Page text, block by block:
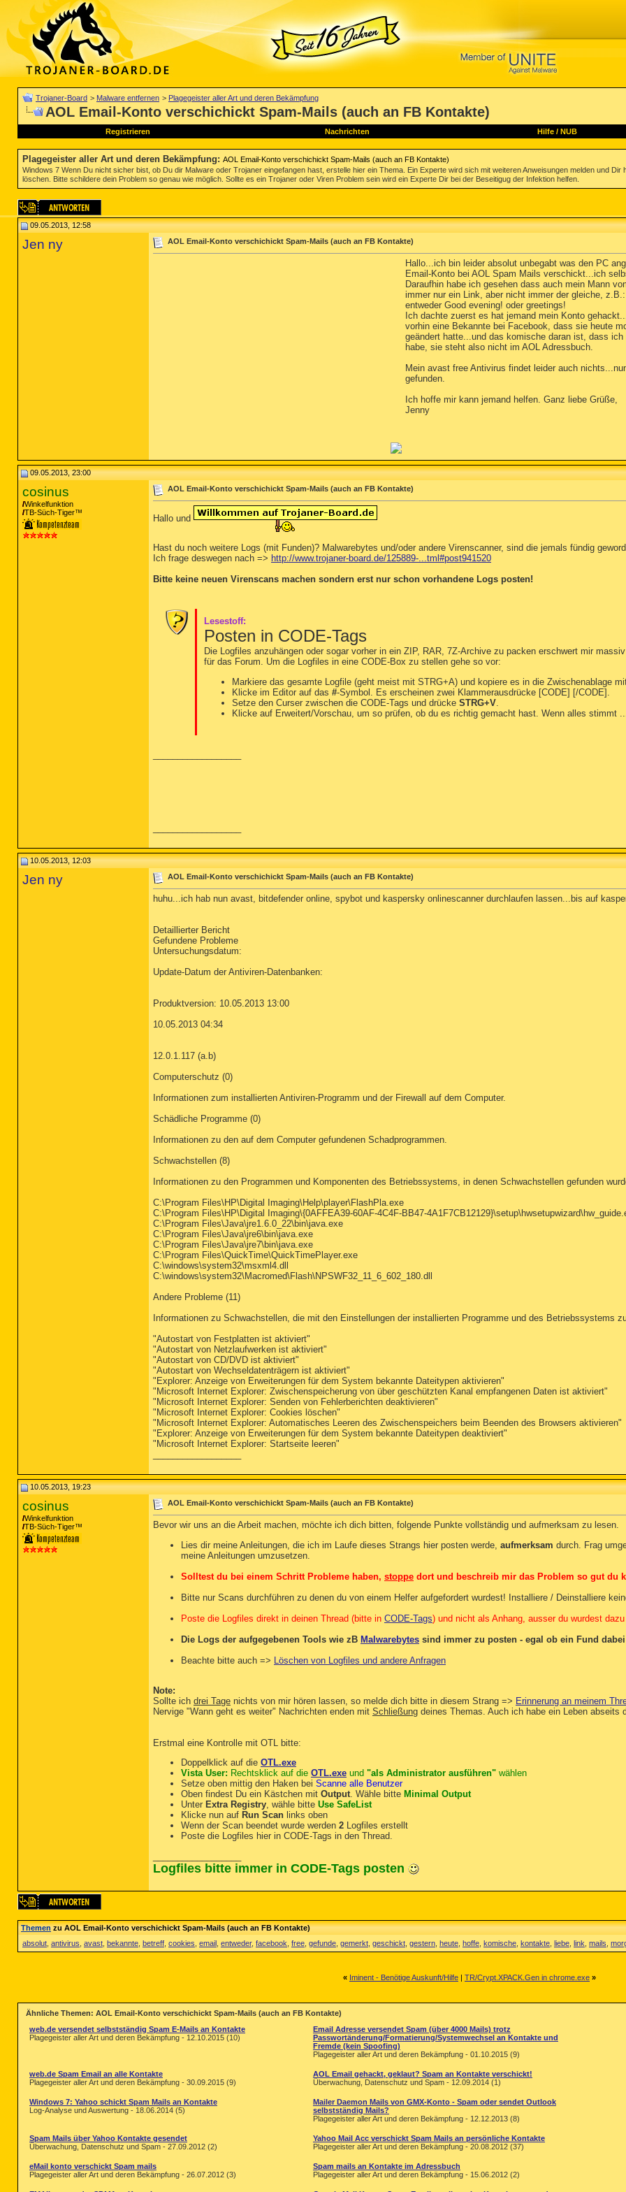
Trojaner-Board > Malware entfernen > Plagegeister aller Art und deren Bekämpfung
AOL Email-Konto verschichickt Spam-Mails (auch an FB Kontakte)
Registrieren Nachrichten Hilfe/ NUB
Plagegeister aller Art und deren Bekämpfung: AOL Email-Konto verschichickt Spam-Mails (auch an FB Kontakte)
Windows 7 Wenn Du nicht sicher bist, ob Du dir Malware oder Trojaner eingefangen hast, erstelle hier ein Thema. Ein Experte wird sich mit weiteren Anweisungen melden und
löschen. Bitte schildere dein Problem so genau wie möglich. Sollte es ein Trojaner oder Viren Problem sein wird ein Experte Dir bei der Beseitigug der Infektion helfen.
09.05.2013, 12:58
Jen ny AOL Email-Konto verschichickt Spam-Mails (auch an FB Kontakte)
Hallo...ich bin leider absolut unbegabt was den PC
Email-Konto bei AOL Spam Mails verschickt...ich
Daraufhin habe ich gesehen dass auch mein Mann
immer nur ein Link, aber nicht immer der gleiche,
entweder Good evening! oder greetings!
Ich dachte zuerst es hat jemand mein Konto
vorhin eine Bekannte bei Facebook, dass sie heute
geändert hatte...und das komische daran ist, dass
habe, sie steht also nicht im AOL Adressbuch.
Mein avast free Antivirus findet leider auch
gefunden.
Ich hoffe mir kann jemand helfen. Ganz liebe Grüße,
Jenny
09.05.2013, 23:00
cosinus
Winkelfunktion
TB-Süch-Tiger™
AOL Email-Konto verschichickt Spam-Mails (auch an FB Kontakte)
Hallo und
Hast du noch weitere Logs (mit Funden)? Malwarebytes und/oder andere Virenscanner, sind die jemals fündig
Ich frage deswegen nach => http://www.trojaner-board.de/125889-...tml#post941520
Bitte keine neuen Virenscans machen sondern erst nur schon vorhandene Logs posten!
Lesestoff:
Posten in CODE-Tags
Die Logfiles anzuhängen oder sogar vorher in ein ZIP, RAR, 7Z-Archive zu packen erschwert mir
für das Forum. Um die Logfiles in eine CODE-Box zu stellen gehe so vor:
Markiere das gesamte Logfile (geht meist mit STRG+A) und kopiere es in die Zwischenablage
Klicke im Editor auf das #-Symbol. Es erscheinen zwei Klammerausdrücke [CODE] [/CODE].
Setze den Curser zwischen die CODE-Tags und drücke STRG+V
Klicke auf Erweitert/Vorschau, um so prüfen, ob du es richtig gemacht hast. Wenn alles stimmt
10.05.2013, 12:03
Jen ny AOL Email-Konto verschichickt Spam-Mails (auch an FB Kontakte)
huhu...ich hab nun avast, bitdefender online, spybot und kaspersky onlinescanner durchlaufen lassen...bis auf
Detaillierter Bericht
Gefundene Probleme
Untersuchungsdatum:
Update-Datum der Antiviren-Datenbanken:
Produktversion: 10.05.2013 13:00
10.05.2013 04:34
12.0.1.117 (a.b)
Computerschutz (0)
Informationen zum installierten Antiviren-Programm und der Firewall auf dem Computer.
Schädliche Programme (0)
Informationen zu den auf dem Computer gefundenen Schadprogrammen.
Schwachstellen (8)
Informationen zu den Programmen und Komponenten des Betriebssystems, in denen Schwachstellen gefunden
C:\Program Files\HP\Digital Imaging\Help\player\FlashPla.exe
C:\Program Files\HP\Digital Imaging\{0AFFEA39-60AF-4C4F-BB47-
C:\Program Files\Java\jre1.6.0_22\bin\java.exe
C:\Program Files\Java\jre6\bin\java.exe
C:\Program Files\Java\jre7\bin\java.exe
C:\Program Files\QuickTime\QuickTimePlayer.exe
C:\windows\system32\msxml4.dll
C:\windows\system32\Macromed\Flash\NPSWF32_11_6_602_180.dll
Andere Probleme (11)
Informationen zu Schwachstellen, die mit den Einstellungen der installierten Programme und des Betriebssystems
"Autostart von Festplatten ist aktiviert"
"Autostart von Netzlaufwerken ist aktiviert"
"Autostart von CD/DVD ist aktiviert"
"Autostart von Wechseldatenträgern ist aktiviert"
"Explorer: Anzeige von Erweiterungen für dem System bekannte Dateitypen aktivieren"
"Microsoft Internet Explorer: Zwischenspeicherung von über geschützten Kanal empfangenen Daten ist aktiviert"
"Microsoft Internet Explorer: Senden von Fehlerberichten deaktivieren"
"Microsoft Internet Explorer: Cookies löschen"
"Microsoft Internet Explorer: Automatisches Leeren des Zwischenspeichers beim Beenden des Browsers aktivieren"
"Explorer: Anzeige von Erweiterungen für dem System bekannte Dateitypen deaktiviert"
"Microsoft Internet Explorer: Startseite leeren"
10.05.2013, 19:23
cosinus
Winkelfunktion
TB-Süch-Tiger™
AOL Email-Konto verschichickt Spam-Mails (auch an FB Kontakte)
Bevor wir uns an die Arbeit machen, möchte ich dich bitten, folgende Punkte vollständig und aufmerksam zu lesen.
Lies dir meine Anleitungen, die ich im Laufe dieses Strangs hier posten werde, aufmerksam durch. Frag
meine Anleitungen umzusetzen.
Solltest du bei einem Schritt Probleme haben, stoppe dort und beschreib mir das Problem so gut du
Bitte nur Scans durchführen zu denen du von einem Helfer aufgefordert wurdest! Installiere / Deinstalliere
Poste die Logfiles direkt in deinen Thread (bitte in CODE-Tags) und nicht als Anhang, ausser du wurdest
Die Logs der aufgegebenen Tools wie zB Malwarebytes sind immer zu posten - egal ob ein Fund
Beachte bitte auch => Löschen von Logfiles und andere Anfragen
Note:
Sollte ich drei Tage nichts von mir hören lassen, so melde dich bitte in diesem Strang => Erinnerung an meinem
Nervige "Wann geht es weiter" Nachrichten enden mit Schließung deines Themas. Auch ich habe ein Leben abseits
Erstmal eine Kontrolle mit OTL bitte:
Doppelklick auf die OTL.exe
Vista User: Rechtsklick auf die OTL.exe und "als Administrator ausführen" wählen
Setze oben mittig den Haken bei Scanne alle Benutzer
Oben findest Du ein Kästchen mit Output. Wähle bitte Minimal Output
Unter Extra Registry, wähle bitte Use SafeList
Klicke nun auf Run Scan links oben
Wenn der Scan beendet wurde werden 2 Logfiles erstellt
Poste die Logfiles hier in CODE-Tags in den Thread.
Logfiles bitte immer in CODE-Tags posten
Themenzu AOL Email-Konto verschichickt Spam-Mails (auch an FB Kontakte)
absolut antivirus avast bekannte betreff cookies email entweder, facebook free gefunde gemerkt geschickt gestern heute hoffe komische kontakte liebe link mails
« Iminent - Benötige Auskunft/Hilfe | TR/Crypt.XPACK.Gen in chrome.exe »
Ähnliche Themen: AOL Email-Konto verschichickt Spam-Mails (auch an FB Kontakte)
web.de versendet selbstständig Spam E-Mails an Kontakte
Plagegeister aller Art und deren Bekämpfung - 12.10.2015 (10)
Email Adresse versendet Spam (über 4000 Mails) trotz
Passwortänderung/Formatierung/Systemwechsel an Kontakte und
Fremde (kein Spoofing)
Plagegeister aller Art und deren Bekämpfung - 01.10.2015 (9)
web.de Spam Email an alle Kontakte
Plagegeister aller Art und deren Bekämpfung - 30.09.2015 (9)
AOL Email gehackt, geklaut? Spam an Kontakte verschickt!
Überwachung, Datenschutz und Spam - 12.09.2014 (1)
Windows 7: Yahoo schickt Spam Mails an Kontakte
Log-Analyse und Auswertung - 18.06.2014 (5)
Mailer Daemon Mails von GMX-Konto - Spam oder sendet Outlook
selbstständig Mails?
Plagegeister aller Art und deren Bekämpfung - 12.12.2013 (8)
Spam Mails über Yahoo Kontakte gesendet
Überwachung, Datenschutz und Spam - 27.09.2012 (2)
Yahoo Mail Acc verschickt Spam Mails an persönliche Kontakte
Plagegeister aller Art und deren Bekämpfung - 20.08.2012 (37)
eMail konto verschickt Spam mails
Plagegeister aller Art und deren Bekämpfung - 26.07.2012 (3)
Spam mails an Kontakte im Adressbuch
Plagegeister aller Art und deren Bekämpfung - 15.06.2012 (2)